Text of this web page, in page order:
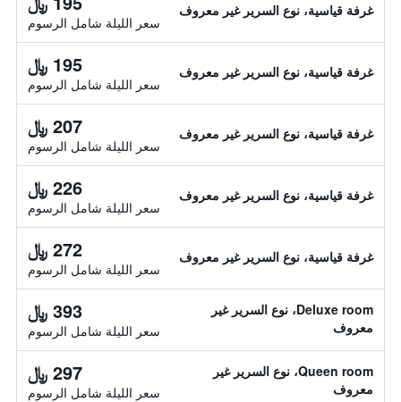
غرفة قياسية، نوع السرير غير معروف
سعر الليلة شامل الرسوم
غرفة قياسية، نوع السرير غير معروف 195 ﷼
سعر الليلة شامل الرسوم
غرفة قياسية، نوع السرير غير معروف 207 ﷼
سعر الليلة شامل الرسوم
غرفة قياسية، نوع السرير غير معروف 226 ﷼
سعر الليلة شامل الرسوم
غرفة قياسية، نوع السرير غير معروف 272 ﷼
سعر الليلة شامل الرسوم
Deluxe room، نوع السرير غير
معروف
393 ﷼
سعر الليلة شامل الرسوم
Queen room، نوع السرير غير
معروف
297 ﷼
سعر الليلة شامل الرسوم